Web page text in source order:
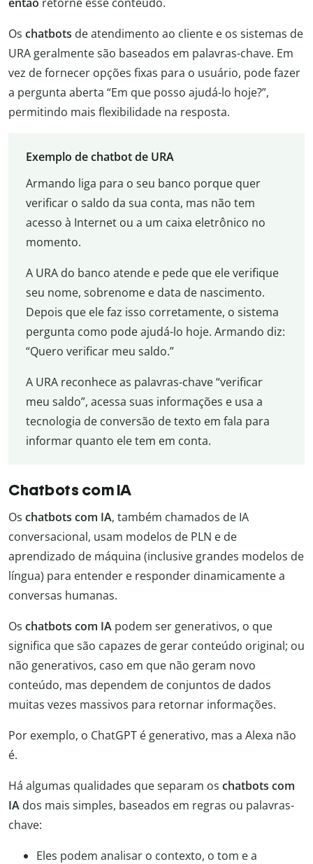
Os chatbots de atendimento ao cliente e os sistemas de
URA geralmente são baseados em palavras-chave. Em
vez de fornecer opções fixas para o usuário, pode fazer
a pergunta aberta “Em que posso ajudá-lo hoje?”,
permitindo mais flexibilidade na resposta.
Exemplo de chatbot de URA
Armando liga para o seu banco porque quer
verificar o saldo da sua conta, mas não tem
acesso à Internet ou a um caixa eletrônico no
momento.
A URA do banco atende e pede que ele verifique
seu nome, sobrenome e data de nascimento.
Depois que ele faz isso corretamente, o sistema
pergunta como pode ajudá-lo hoje. Armando diz:
“Quero verificar meu saldo.”
A URA reconhece as palavras-chave “verificar
meu saldo”, acessa suas informações e usa a
tecnologia de conversão de texto em fala para
informar quanto ele tem em conta.
Chatbots com IA
Os chatbots com IA, também chamados de IA
conversacional, usam modelos de PLN e de
aprendizado de máquina (inclusive grandes modelos de
língua) para entender e responder dinamicamente a
conversas humanas.
Os chatbots com IA podem ser generativos, o que
significa que são capazes de gerar conteúdo original; ou
não generativos, caso em que não geram novo
conteúdo, mas dependem de conjuntos de dados
muitas vezes massivos para retornar informações.
Por exemplo, o ChatGPT é generativo, mas a Alexa não
é.
Há algumas qualidades que separam os chatbots com
IA dos mais simples, baseados em regras ou palavras-
chave:
Eles podem analisar o contexto, o tom e a